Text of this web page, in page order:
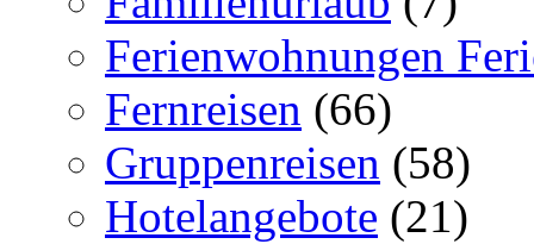
Ferienwohnungen
Fernreisen (66)
Gruppenreisen (58)
Hotelangebote (21)